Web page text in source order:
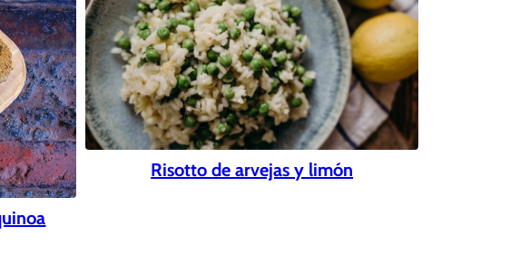
Risotto de arvejas y limón